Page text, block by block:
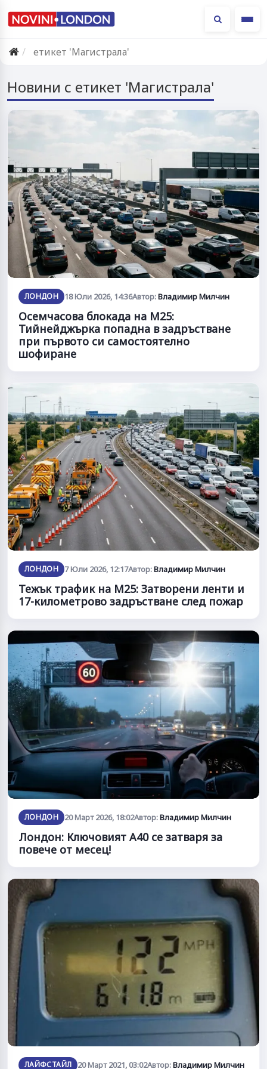
етикет 'Магистрала'
Новини с етикет 'Магистрала'
ЛОНДОН 18 Юли 2026, 14:36Автор:Владимир Милчин
Осемчасова блокада на М25:
Тийнейджърка попадна в задръстване
при първото си самостоятелно
шофиране
ЛОНДОН 7 Юли 2026, 12:17Автор:Владимир Милчин
Тежък трафик на М25: Затворени ленти и
17-километрово задръстване след пожар
ЛОНДОН 20 Март 2026, 18:02Автор:Владимир Милчин
Лондон: Ключовият A40 се затваря за
повече от месец!
ЛАЙФСТАЙЛ 20 Март 2021, 03:02Автор:Владимир Милчин